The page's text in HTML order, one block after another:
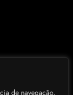
de navegação,